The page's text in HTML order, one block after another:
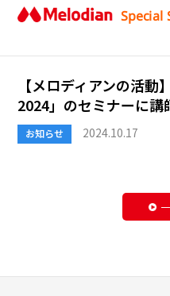
Special
【メロディアンの活
2024」のセミナーに講
お知らせ 2024.10.17